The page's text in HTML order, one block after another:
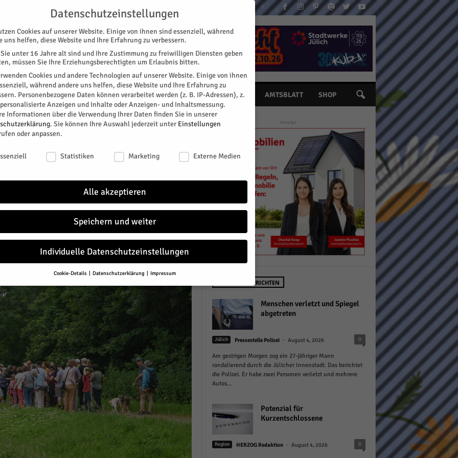
KONTAKT
SPEZIAL E-PAPER KINO GALERIE TERMINE AMTSBLATT SHOP
und Gänseblümchen: Das stand bei der
Jülich auf dem Plan. Zu dieser lud die
aller Altersgruppen ein.
- Anzeige -
NEUSTE NACHRICHTEN
Menschen verletzt und Spiegel
abgetreten
Jülich Pressestelle Polizei - August 4, 2026 0
Am gestrigen Morgen zog ein 27-jähriger Mann
randalierend durch die Jülicher Innenstadt. Das berichtet
die Polizei. Er habe zwei Personen verletzt und mehrere
Autos...
Potenzial für
Kurzentschlossene
Region HERZOG Redaktion - August 4, 2026 0
Datenschutzeinstellungen
Cookies auf unserer Website. Einige von ihnen sind essenziell, während
uns helfen, diese Website und Ihre Erfahrung zu verbessern.
unter 16 Jahre alt sind und Ihre Zustimmung zu freiwilligen Diensten geben
müssen Sie Ihre Erziehungsberechtigten um Erlaubnis bitten.
Cookies und andere Technologien auf unserer Website. Einige von ihnen
während andere uns helfen, diese Website und Ihre Erfahrung zu
Personenbezogene Daten können verarbeitet werden (z. B. IP-Adressen), z.
Anzeigen und Inhalte oder Anzeigen- und Inhaltsmessung.
Informationen über die Verwendung Ihrer Daten finden Sie in unserer
. Sie können Ihre Auswahl jederzeit unter Einstellungen
oder anpassen.
Statistiken Marketing Externe Medien
Alle akzeptieren
Speichern und weiter
Individuelle Datenschutzeinstellungen
Cookie-Details Datenschutzerklärung Impressum
Datenschutzeinstellungen
unter 16 Jahre alt sind und Ihre Zustimmung zu freiwilligen Diensten geben
müssen Sie Ihre Erziehungsberechtigten um Erlaubnis bitten.
Cookies und andere Technologien auf unserer Website. Einige von ihnen
während andere uns helfen, diese Website und Ihre Erfahrung zu
Personenbezogene Daten können verarbeitet werden (z. B. IP-Adressen), z.
Anzeigen und Inhalte oder Anzeigen- und Inhaltsmessung.
Informationen über die Verwendung Ihrer Daten finden Sie in unserer
.
Sie eine Übersicht über alle verwendeten Cookies. Sie können Ihre
zu ganzen Kategorien geben oder sich weitere Informationen anzeigen
und so nur bestimmte Cookies auswählen.
akzeptieren
und weiter
Zurück